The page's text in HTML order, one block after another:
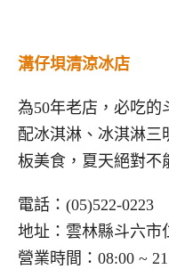
溝仔垻清涼冰店
為50年老店，必吃
配冰淇淋、冰淇淋三
板美食，夏天絕對不
電話：(05)522-0223
地址：雲林縣斗六市
營業時間：08:00 ~